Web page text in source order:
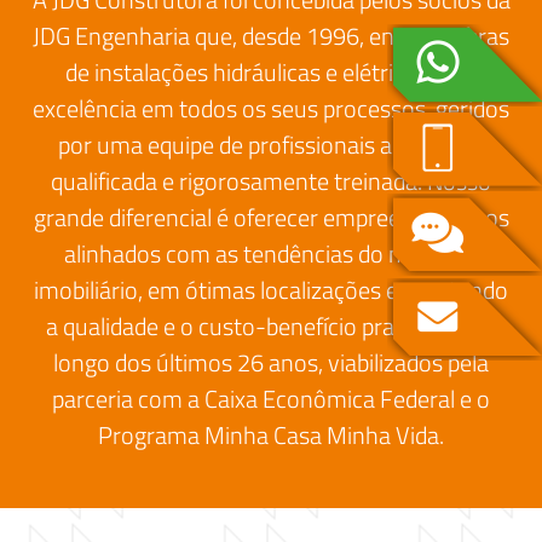
JDG Engenharia que, desde 1996, entrega obras
de instalações hidráulicas e elétricas com
excelência em todos os seus processos, geridos
por uma equipe de profissionais altamente
qualificada e rigorosamente treinada. Nosso
grande diferencial é oferecer empreendimentos
alinhados com as tendências do mercado
imobiliário, em ótimas localizações e mantendo
a qualidade e o custo-benefício praticados ao
longo dos últimos 26 anos, viabilizados pela
parceria com a Caixa Econômica Federal e o
Programa Minha Casa Minha Vida.